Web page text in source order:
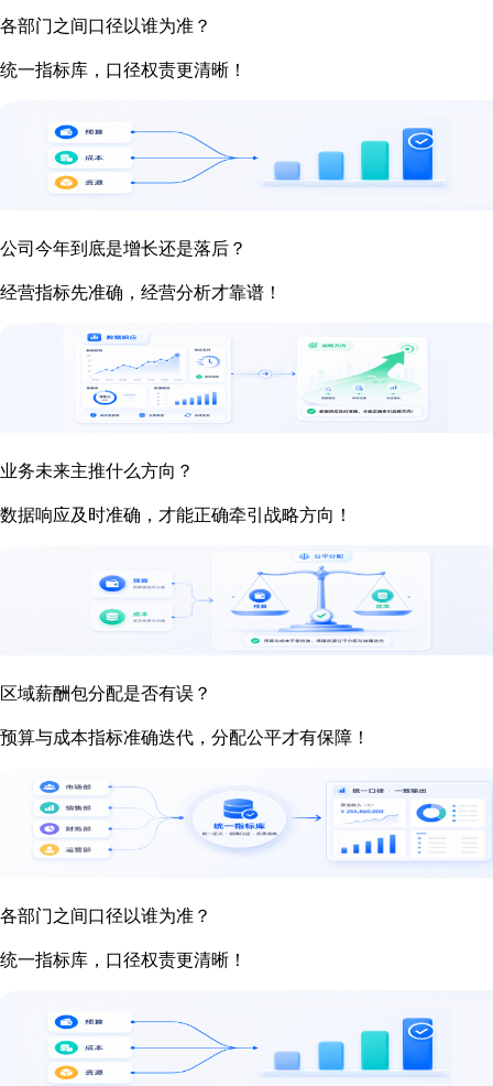
各部门之间口径以谁为准？
统一指标库，口径权责更清晰！
公司今年到底是增长还是落后？
经营指标先准确，经营分析才靠谱！
业务未来主推什么方向？
数据响应及时准确，才能正确牵引战略方向！
区域薪酬包分配是否有误？
预算与成本指标准确迭代，分配公平才有保障！
各部门之间口径以谁为准？
统一指标库，口径权责更清晰！